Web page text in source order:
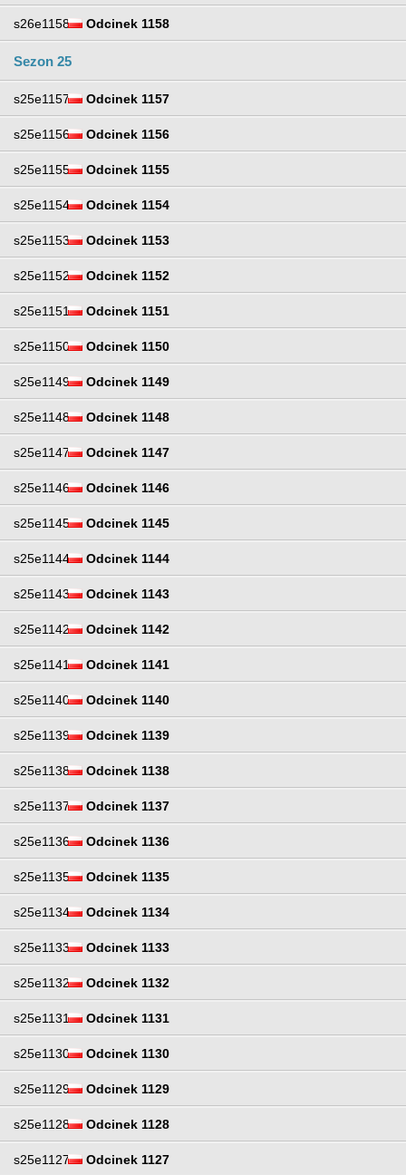
s26e1158 Odcinek 1158
Sezon 25
s25e1157 Odcinek 1157
s25e1156 Odcinek 1156
s25e1155 Odcinek 1155
s25e1154 Odcinek 1154
s25e1153 Odcinek 1153
s25e1152 Odcinek 1152
s25e1151 Odcinek 1151
s25e1150 Odcinek 1150
s25e1149 Odcinek 1149
s25e1148 Odcinek 1148
s25e1147 Odcinek 1147
s25e1146 Odcinek 1146
s25e1145 Odcinek 1145
s25e1144 Odcinek 1144
s25e1143 Odcinek 1143
s25e1142 Odcinek 1142
s25e1141 Odcinek 1141
s25e1140 Odcinek 1140
s25e1139 Odcinek 1139
s25e1138 Odcinek 1138
s25e1137 Odcinek 1137
s25e1136 Odcinek 1136
s25e1135 Odcinek 1135
s25e1134 Odcinek 1134
s25e1133 Odcinek 1133
s25e1132 Odcinek 1132
s25e1131 Odcinek 1131
s25e1130 Odcinek 1130
s25e1129 Odcinek 1129
s25e1128 Odcinek 1128
s25e1127 Odcinek 1127